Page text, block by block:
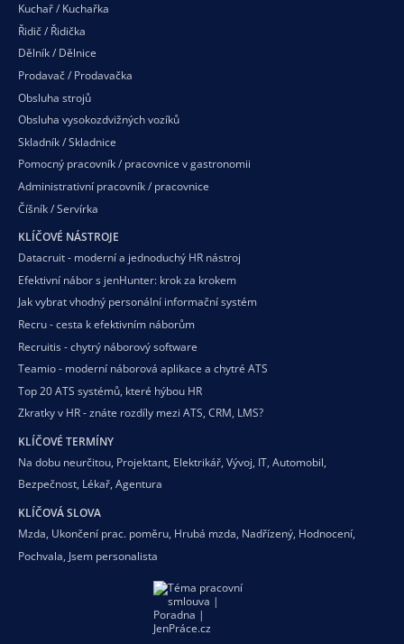
Kuchař / Kuchařka
Řidič / Řidička
Dělník / Dělnice
Prodavač / Prodavačka
Obsluha strojů
Obsluha vysokozdvižných vozíků
Skladník / Skladnice
Pomocný pracovník / pracovnice v gastronomii
Administrativní pracovník / pracovnice
Číšník / Servírka
KLÍČOVÉ NÁSTROJE
Datacruit - moderní a jednoduchý HR nástroj
Efektivní nábor s jenHunter: krok za krokem
Jak vybrat vhodný personální informační systém
Recru - cesta k efektivním náborům
Recruitis - chytrý náborový software
Teamio - moderní náborová aplikace a chytré ATS
Top 20 ATS systémů, které hýbou HR
Zkratky v HR - znáte rozdíly mezi ATS, CRM, LMS?
KLÍČOVÉ TERMÍNY
Na dobu neurčitou, Projektant, Elektrikář, Vývoj, IT, Automobil,
Bezpečnost, Lékař, Agentura
KLÍČOVÁ SLOVA
Mzda, Ukončení prac. poměru, Hrubá mzda, Nadřízený, Hodnocení,
Pochvala, Jsem personalista